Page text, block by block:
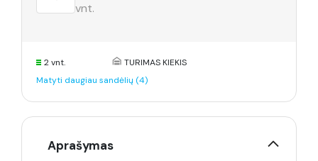
vnt.
2 vnt.
TURIMAS KIEKIS
Matyti daugiau sandėlių (4)
Aprašymas